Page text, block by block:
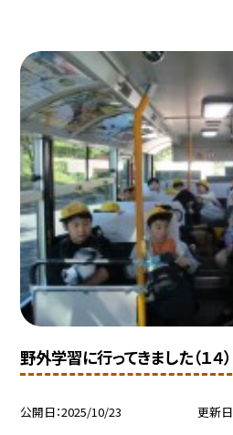
野外学習に行ってきました（１４）
公開日 2025/10/23 更新日